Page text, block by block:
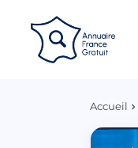
Accueil